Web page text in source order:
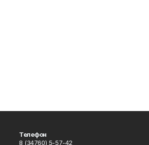
Телефон
8 (34760) 5-57-42